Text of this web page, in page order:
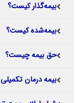
بیمه‌گذار کیست؟
بیمه‌شده کیست؟
حق بیمه چیست؟
بیمه درمان